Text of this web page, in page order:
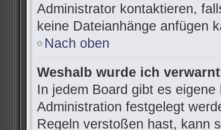
Administrator kontaktieren,
keine Dateianhänge anfügen
Nach oben
Weshalb wurde ich
In jedem Board gibt es
Administration festgelegt
Regeln verstoßen hast, kann